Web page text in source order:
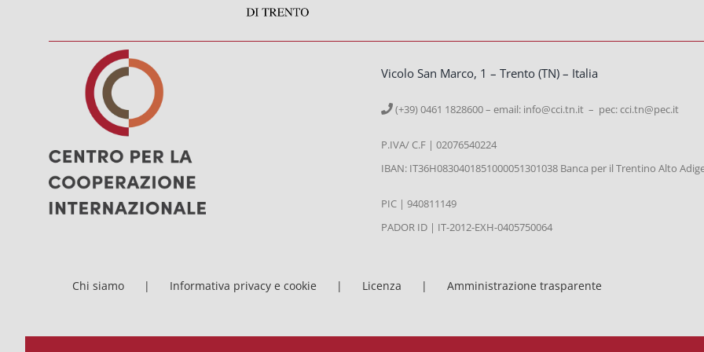
Vicolo San Marco, 1 – Trento (TN) – Italia
(+39) 0461 1828600 – email: info@cci.tn.it – pec: cci.tn@pec.it
P.IVA/ C.F | 02076540224
IBAN: IT36H0830401851000051301038 Banca per il Trentino Alto
PIC | 940811149
PADOR ID | IT-2012-EXH-0405750064
Chi siamo Informativa privacy e cookie Licenza Amministrazione trasparente